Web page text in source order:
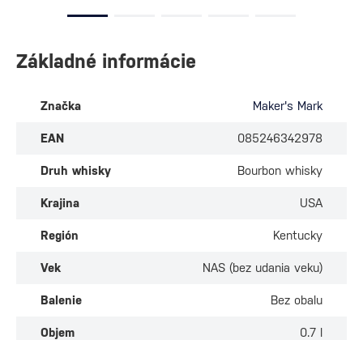
Základné informácie
Značka Maker's Mark
EAN 085246342978
Druh whisky Bourbon whisky
Krajina USA
Región Kentucky
Vek NAS (bez udania veku)
Balenie Bez obalu
Objem 0.7 l